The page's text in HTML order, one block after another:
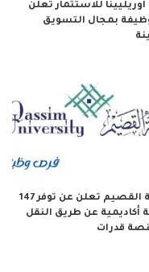
للاستثمار تعلن
بمجال التسويق
جامعة القصيم تعلن عن توفر 147
أكاديمية عن طريق النقل
قدرات